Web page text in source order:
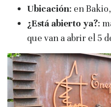
Ubicación: en
¿Está abierto ya?:
que van a abrir el 5